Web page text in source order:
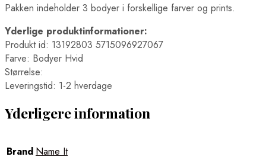
Pakken indeholder 3 bodyer i forskellige farver og prints.
Yderlige produktinformationer:
Produkt id: 13192803 5715096927067
Farve: Bodyer Hvid
Størrelse:
Leveringstid: 1-2 hverdage
Yderligere information
Brand Name It